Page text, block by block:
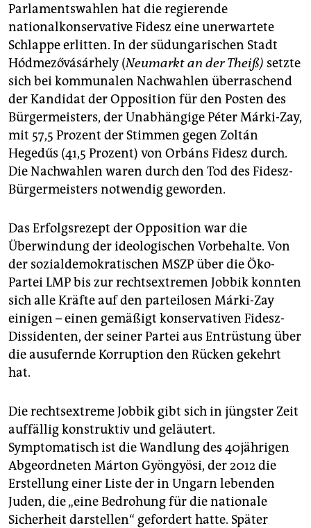
genossenschaft
epaper login
Parlamentswahlen hat die regierende
nationalkonservative Fidesz eine unerwartete
Schlappe erlitten. In der südungarischen Stadt
Hódmezővásárhely (Neumarkt an der Theiß) setzte
sich bei kommunalen Nachwahlen überraschend
der Kandidat der Opposition für den Posten des
Bürgermeisters, der Unabhängige Péter Márki-Zay,
mit 57,5 Prozent der Stimmen gegen Zoltán
Hegedűs (41,5 Prozent) von Orbáns Fidesz durch.
Die Nachwahlen waren durch den Tod des Fidesz-
Bürgermeisters notwendig geworden.
Das Erfolgsrezept der Opposition war die
Überwindung der ideologischen Vorbehalte. Von
der sozialdemokratischen MSZP über die Öko-
Partei LMP bis zur rechtsextremen Jobbik konnten
sich alle Kräfte auf den parteilosen Márki-Zay
einigen – einen gemäßigt konservativen Fidesz-
Dissidenten, der seiner Partei aus Entrüstung über
die ausufernde Korruption den Rücken gekehrt
hat.
Die rechtsextreme Jobbik gibt sich in jüngster Zeit
auffällig konstruktiv und geläutert.
Symptomatisch ist die Wandlung des 40jährigen
Abgeordneten Márton Gyöngyösi, der 2012 die
Erstellung einer Liste der in Ungarn lebenden
Juden, die „eine Bedrohung für die nationale
Sicherheit darstellen“ gefordert hatte. Später